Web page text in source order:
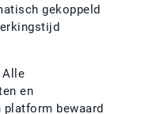
gekoppeld
Alle
en
bewaard